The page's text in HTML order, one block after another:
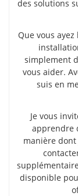
des solutions
Que vous ayez
simplement
vous aider.
suis en
Je vous
apprendre
manière dont
disponible